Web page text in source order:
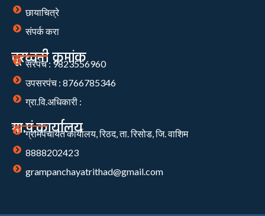
छायाचित्रे
संपर्क करा
दूरध्वनी क्रमांक
सरपंच : 9823556960
उपसरपंच : 8766785346
ग्रा.वि.अधिकारी :
ग्रा.पं.कार्यालय
ग्रामपंचायत कार्यालय, रिठद, ता. रिसोड, जि. वाशिम
8888202423
grampanchayatrithad@gmail.com